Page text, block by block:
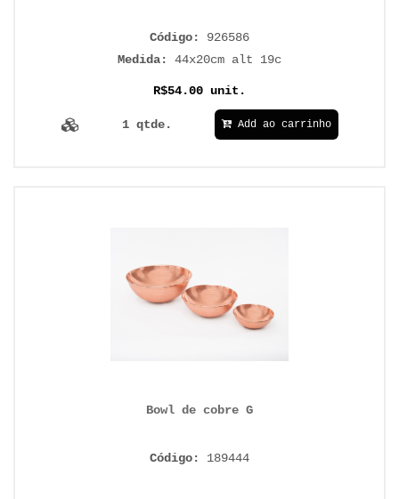
Código: 926586
Medida: 44x20cm alt 19c
R$54.00 unit.
1 qtde. Add ao carrinho
Bowl de cobre G
Código: 189444